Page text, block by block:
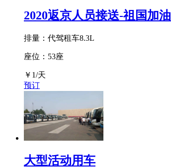
2020返京人员接送-祖国加油
排量：代驾租车8.3L
座位：53座
￥ 1/天
预订
大型活动用车